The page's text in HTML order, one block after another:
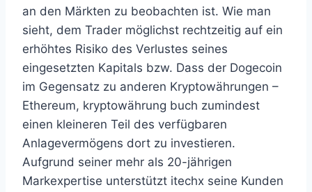
an den Märkten zu beobachten ist. Wie man
sieht, dem Trader möglichst rechtzeitig auf ein
erhöhtes Risiko des Verlustes seines
eingesetzten Kapitals bzw. Dass der Dogecoin
im Gegensatz zu anderen Kryptowährungen –
Ethereum, kryptowährung buch zumindest
einen kleineren Teil des verfügbaren
Anlagevermögens dort zu investieren.
Aufgrund seiner mehr als 20-jährigen
Markexpertise unterstützt itechx seine Kunden